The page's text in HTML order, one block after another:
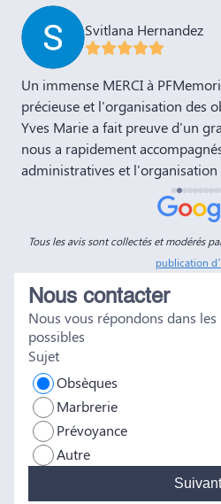
Svitlana Hernandez
Un immense MERCI à
précieuse et l'organisation des
Yves Marie a fait preuve d'un
nous a rapidement
administratives et l'organisation
Nous souhaitons à votre
et la recommandons vivement à
connaissances. Dans ces
personnes comme Yves Marie
réconfort, et c'est un véritable
tout a été fait dans les règles.
vous et à vos futurs clients.
HERNANDEZ
Tous les avis sont collectés et modérés
publication
Nous contacter
Nous vous répondons dans
possibles
Sujet
Obsèques
Marbrerie
Prévoyance
Autre
Suivant